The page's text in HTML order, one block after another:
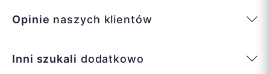
Opinie naszych klientów
Inni szukali dodatkowo